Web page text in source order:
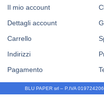
Il mio account
Dettagli account
Carrello
Indirizzi
Pagamento
BLU PAPER srl – P.IVA